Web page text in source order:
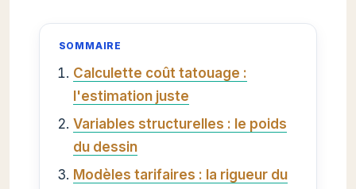
SOMMAIRE
Calculette coût tatouage :
l'estimation juste
Variables structurelles : le poids
du dessin
Modèles tarifaires : la rigueur du